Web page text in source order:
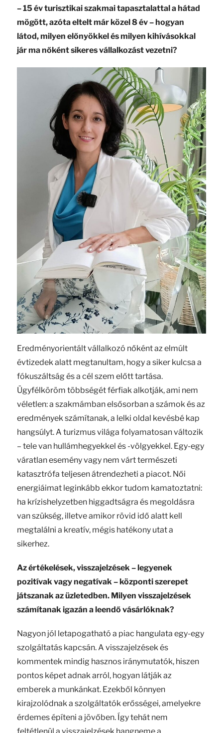
– 15 év turisztikai szakmai tapasztalattal a hátad
mögött, azóta eltelt már közel 8 év – hogyan
látod, milyen előnyökkel és milyen kihívásokkal
jár ma nőként sikeres vállalkozást vezetni?
Eredményorientált vállalkozó nőként az elmúlt
évtizedek alatt megtanultam, hogy a siker kulcsa a
fókuszáltság és a cél szem előtt tartása.
Ügyfélköröm többségét férfiak alkotják, ami nem
véletlen: a szakmámban elsősorban a számok és az
eredmények számítanak, a lelki oldal kevésbé kap
hangsúlyt. A turizmus világa folyamatosan változik
– tele van hullámhegyekkel és -völgyekkel. Egy-egy
váratlan esemény vagy nem várt természeti
katasztrófa teljesen átrendezheti a piacot. Női
energiáimat leginkább ekkor tudom kamatoztatni:
ha krízishelyzetben higgadtságra és megoldásra
van szükség, illetve amikor rövid idő alatt kell
megtalálni a kreatív, mégis hatékony utat a
sikerhez.
Az értékelések, visszajelzések – legyenek
pozitívak vagy negatívak – központi szerepet
játszanak az üzletedben. Milyen visszajelzések
számítanak igazán a leendő vásárlóknak?
Nagyon jól letapogatható a piac hangulata egy-egy
szolgáltatás kapcsán. A visszajelzések és
kommentek mindig hasznos iránymutatók, hiszen
pontos képet adnak arról, hogyan látják az
emberek a munkánkat. Ezekből könnyen
kirajzolódnak a szolgáltatók erősségei, amelyekre
érdemes építeni a jövőben. Így tehát nem